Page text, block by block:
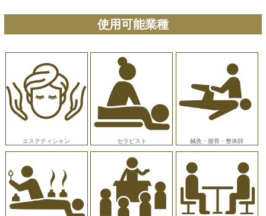
使用可能業種
エステティシャン セラピスト 鍼灸・接骨・整体師